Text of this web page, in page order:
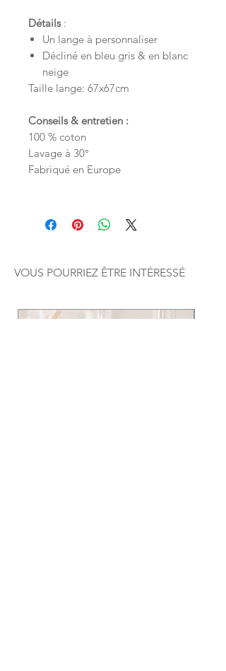
Détails:
Un lange à personnaliser
Décliné en bleu gris & en blanc
neige
Taille lange: 67x67cm
Conseils & entretien :
100 % coton
Lavage à 30°
Fabriqué en Europe
VOUS POURRIEZ ÊTRE INTÉRESSÉ